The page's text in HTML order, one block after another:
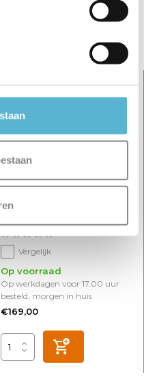
Spot Mila 3 lichts L 65 cm
Vergelijk
Op voorraad
Op werkdagen voor 17.00 uur
besteld, morgen in huis
€169,00